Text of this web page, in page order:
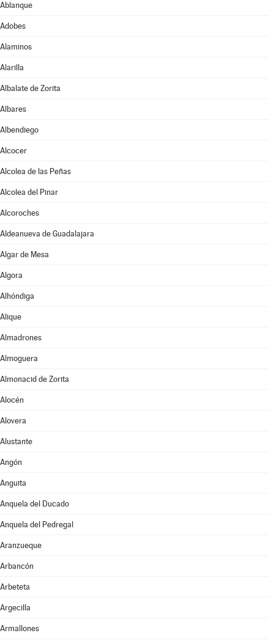
Ablanque
Adobes
Alaminos
Alarilla
Albalate de Zorita
Albares
Albendiego
Alcocer
Alcolea de las Peñas
Alcolea del Pinar
Alcoroches
Aldeanueva de Guadalajara
Algar de Mesa
Algora
Alhóndiga
Alique
Almadrones
Almoguera
Almonacid de Zorita
Alocén
Alovera
Alustante
Angón
Anguita
Anquela del Ducado
Anquela del Pedregal
Aranzueque
Arbancón
Arbeteta
Argecilla
Armallones